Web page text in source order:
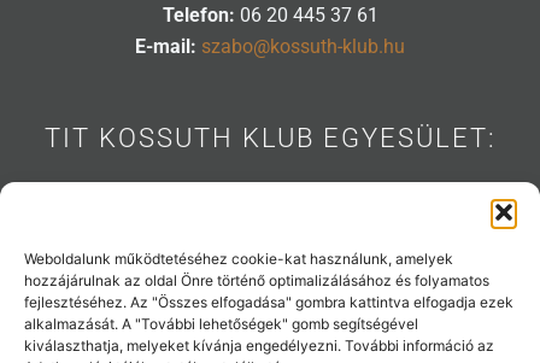
Weboldalunk működtetéséhez cookie-kat használunk, amelyek
hozzájárulnak az oldal Önre történő optimalizálásához és folyamatos
fejlesztéséhez. Az "Összes elfogadása" gombra kattintva elfogadja ezek
alkalmazását. A "További lehetőségek" gomb segítségével
kiválaszthatja, melyeket kívánja engedélyezni. További információ az
Telefon: 06 20 445 37 61
E-mail: szabo@kossuth-klub.hu
TIT KOSSUTH KLUB EGYESÜLET:
E-mail: info@kossuth-klub.hu
Támogatóink: